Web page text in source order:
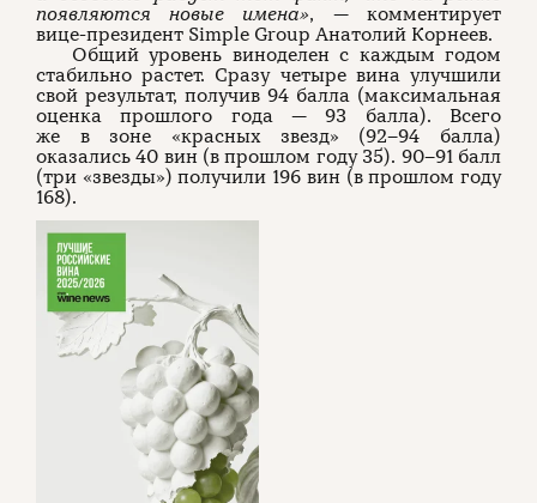
появляются новые имена», — комментирует
вице-президент Simple Group Анатолий Корнеев.
Общий уровень виноделен с каждым годом
стабильно растет. Сразу четыре вина улучшили
свой результат, получив 94 балла (максимальная
оценка прошлого года — 93 балла). Всего
же в зоне «красных звезд» (92–94 балла)
оказались 40 вин (в прошлом году 35). 90–91 балл
(три «звезды») получили 196 вин (в прошлом году
168).